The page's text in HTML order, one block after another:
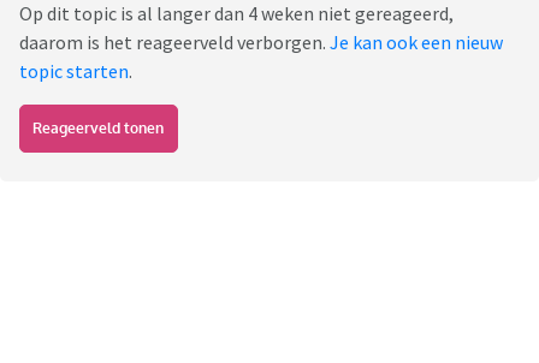
Op dit topic is al langer dan 4 weken niet gereageerd,
daarom is het reageerveld verborgen. Je kan ook een nieuw
topic starten.
Reageerveld tonen